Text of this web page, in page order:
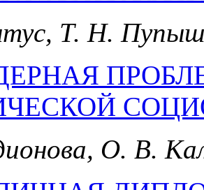
Т. Н.
О. В.